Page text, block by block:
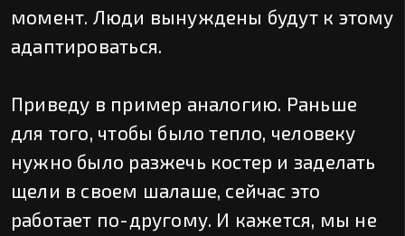
момент. Люди вынуждены будут к этому
адаптироваться.
Приведу в пример аналогию. Раньше
для того, чтобы было тепло, человеку
нужно было разжечь костер и заделать
щели в своем шалаше, сейчас это
работает по-другому. И кажется, мы не